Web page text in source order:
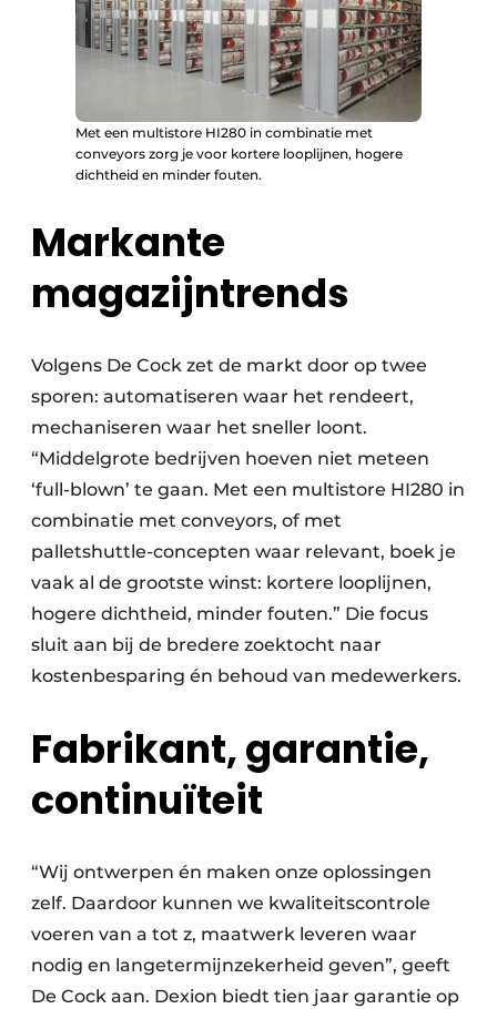
Met een multistore HI280 in combinatie met
conveyors zorg je voor kortere looplijnen, hogere
dichtheid en minder fouten.
Markante
magazijntrends
Volgens De Cock zet de markt door op twee
sporen: automatiseren waar het rendeert,
mechaniseren waar het sneller loont.
“Middelgrote bedrijven hoeven niet meteen
‘full-blown’ te gaan. Met een multistore HI280 in
combinatie met conveyors, of met
palletshuttle-concepten waar relevant, boek je
vaak al de grootste winst: kortere looplijnen,
hogere dichtheid, minder fouten.” Die focus
sluit aan bij de bredere zoektocht naar
kostenbesparing én behoud van medewerkers.
Fabrikant, garantie,
continuïteit
“Wij ontwerpen én maken onze oplossingen
zelf. Daardoor kunnen we kwaliteitscontrole
voeren van a tot z, maatwerk leveren waar
nodig en langetermijnzekerheid geven”, geeft
De Cock aan. Dexion biedt tien jaar garantie op